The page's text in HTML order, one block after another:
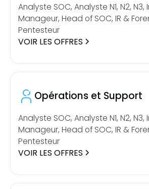
Analyste SOC, Analyste N1, N2,
Manageur, Head of SOC, IR &
Pentesteur
VOIR LES OFFRES
Opérations et Support
Analyste SOC, Analyste N1, N2,
Manageur, Head of SOC, IR &
Pentesteur
VOIR LES OFFRES